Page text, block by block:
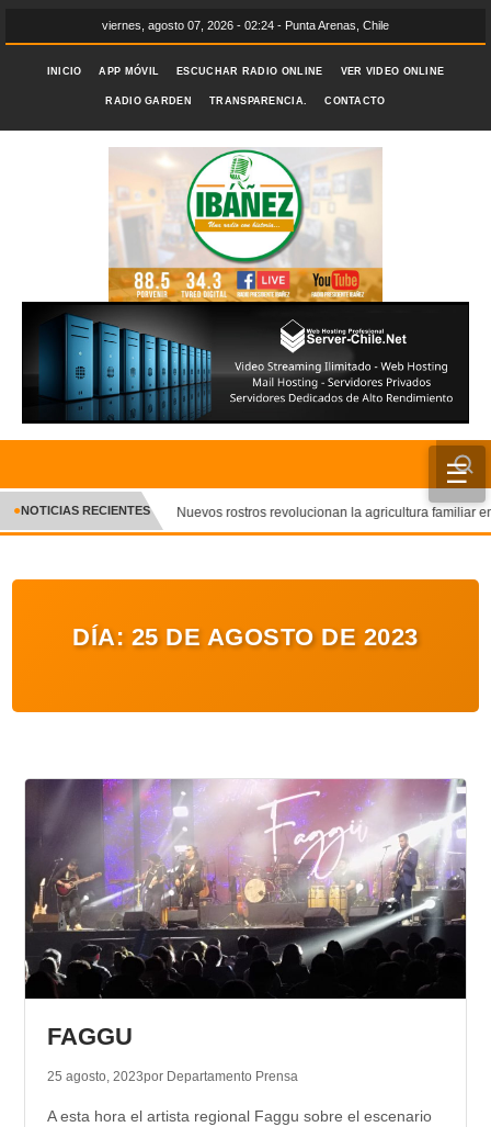
viernes, agosto 07, 2026 - 02:24 - Punta Arenas, Chile
INICIO APP MÓVIL ESCUCHAR RADIO ONLINE VER VIDEO ONLINE
RADIO GARDEN TRANSPARENCIA. CONTACTO
☰
INICIO
CRÓNICA
ENTRETENIMIENTO Y CULTURA
AUDIOS
VIDEOS
GALERIA DE FOTOS
APP MÓVIL
NOTICIAS RECIENTES Nuevos rostros revolucionan la agricultura familiar en
DÍA: 25 DE AGOSTO DE 2023
FAGGU
25 agosto, 2023por Departamento Prensa
A esta hora el artista regional Faggu sobre el escenario